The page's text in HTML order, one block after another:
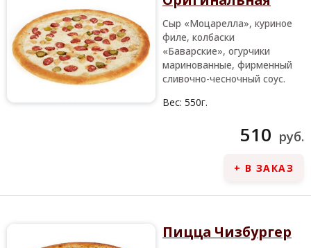
Сыр «Моцарелла», куриное
филе, колбаски
«Баварские», огурчики
маринованные, фирменный
сливочно-чесночный соус.
Вес: 550г.
510 руб.
+ В ЗАКАЗ
Пицца Чизбургер